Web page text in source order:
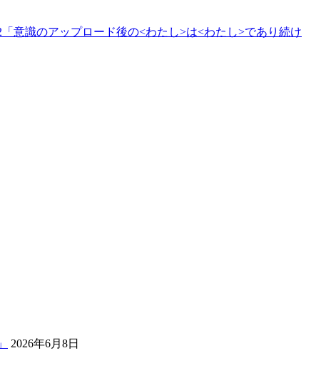
意識のアップロード後の<わたし>は<わたし>であり続け
2026年6月8日